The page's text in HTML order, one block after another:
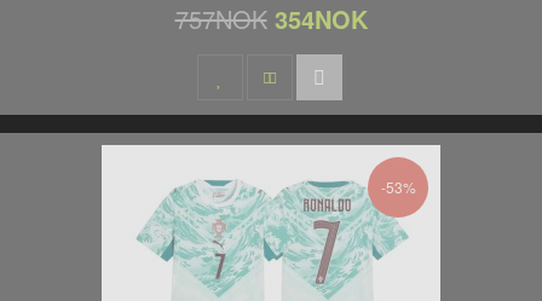
757NOK 354NOK
-53%